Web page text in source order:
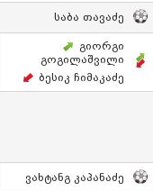
Საბა Თავაძე
Გიორგი
Გოგილაშვილი
Ბესიკ Ჩიმაკაძე
Ვახტანგ Კაპანაძე